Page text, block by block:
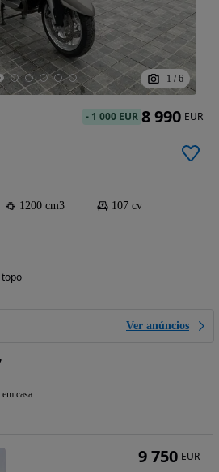
1 / 6
1200 cm3
107 cv
topo
Ver anúncios
casa
- 1 000 EUR 8 990 EUR
9 750 EUR